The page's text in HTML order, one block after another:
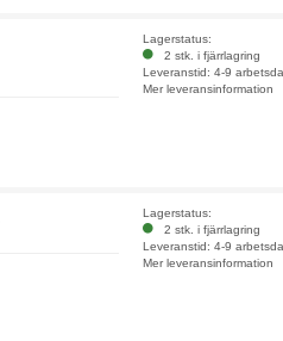
Lagerstatus:
2 stk. i fjärrlagring
Leveranstid: 4-9
Mer leveransinformation
Lagerstatus:
2 stk. i fjärrlagring
Leveranstid: 4-9
Mer leveransinformation